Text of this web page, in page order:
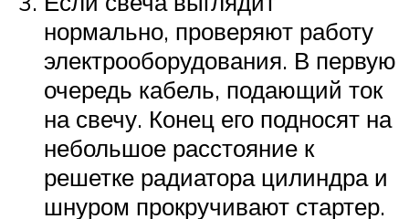
нормально, проверяют работу
электрооборудования. В первую
очередь кабель, подающий ток
на свечу. Конец его подносят на
небольшое расстояние к
решетке радиатора цилиндра и
шнуром прокручивают стартер.